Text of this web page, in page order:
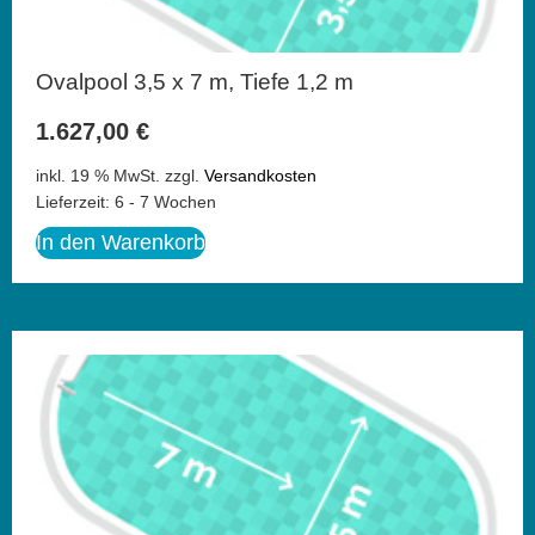
Ovalpool 3,5 x 7 m, Tiefe 1,2 m
1.627,00 €
inkl. 19 % MwSt. zzgl. Versandkosten
Lieferzeit: 6 - 7 Wochen
In den Warenkorb